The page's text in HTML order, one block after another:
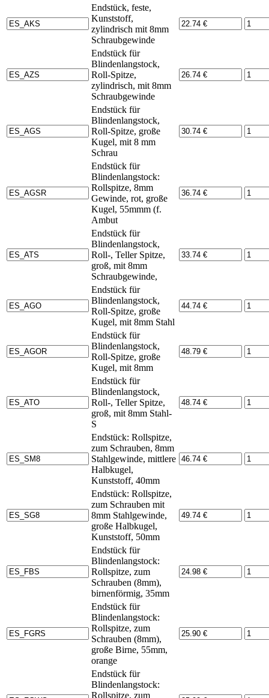
Endstück, feste,
Kunststoff,
zylindrisch mit 8mm
Schraubgewinde
Endstück für
Blindenlangstock,
Roll-Spitze,
zylindrisch, mit 8mm
Schraubgewinde
Endstück für
Blindenlangstock,
Roll-Spitze, große
Kugel, mit 8 mm
Schrau
Endstück für
Blindenlangstock:
Rollspitze, 8mm
Gewinde, rot, große
Kugel, 55mmm (f.
Ambut
Endstück für
Blindenlangstock,
Roll-, Teller Spitze,
groß, mit 8mm
Schraubgewinde,
Endstück für
Blindenlangstock,
Roll-Spitze, große
Kugel, mit 8mm Stahl
Endstück für
Blindenlangstock,
Roll-Spitze, große
Kugel, mit 8mm
Endstück für
Blindenlangstock,
Roll-, Teller Spitze,
groß, mit 8mm Stahl-
S
Endstück: Rollspitze,
zum Schrauben, 8mm
Stahlgewinde, mittlere
Halbkugel,
Kunststoff, 40mm
Endstück: Rollspitze,
zum Schrauben mit
8mm Stahlgewinde,
große Halbkugel,
Kunststoff, 50mm
Endstück für
Blindenlangstock:
Rollspitze, zum
Schrauben (8mm),
birnenförmig, 35mm
Endstück für
Blindenlangstock:
Rollspitze, zum
Schrauben (8mm),
große Birne, 55mm,
orange
Endstück für
Blindenlangstock:
Rollspitze, zum